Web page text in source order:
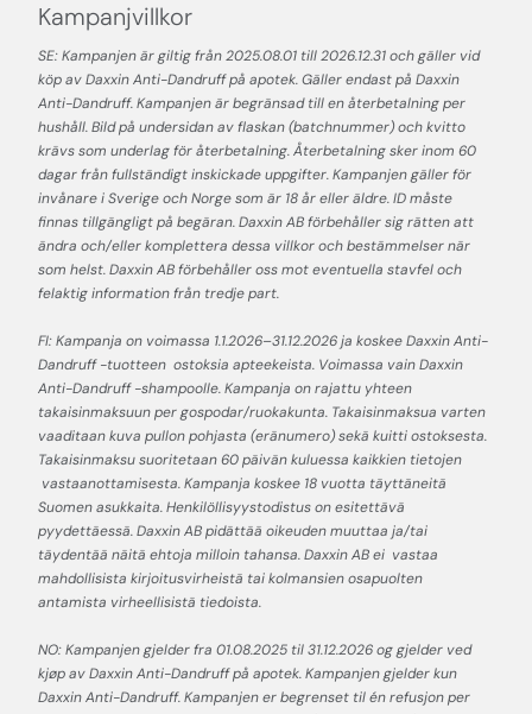
Kampanjvillkor
SE: Kampanjen är giltig från 2025.08.01 till 2026.12.31 och gäller vid
köp av Daxxin Anti-Dandruff på apotek. Gäller endast på Daxxin
Anti-Dandruff. Kampanjen är begränsad till en återbetalning per
hushåll. Bild på undersidan av flaskan (batchnummer) och kvitto
krävs som underlag för återbetalning. Återbetalning sker inom 60
dagar från fullständigt inskickade uppgifter. Kampanjen gäller för
invånare i Sverige och Norge som är 18 år eller äldre. ID måste
finnas tillgängligt på begäran. Daxxin AB förbehåller sig rätten att
ändra och/eller komplettera dessa villkor och bestämmelser när
som helst. Daxxin AB förbehåller oss mot eventuella stavfel och
felaktig information från tredje part.
FI: Kampanja on voimassa 1.1.2026–31.12.2026 ja koskee Daxxin Anti-
Dandruff -tuotteen ostoksia apteekeista. Voimassa vain Daxxin
Anti-Dandruff -shampoolle. Kampanja on rajattu yhteen
takaisinmaksuun per gospodar/ruokakunta. Takaisinmaksua varten
vaaditaan kuva pullon pohjasta (eränumero) sekä kuitti ostoksesta.
Takaisinmaksu suoritetaan 60 päivän kuluessa kaikkien tietojen
vastaanottamisesta. Kampanja koskee 18 vuotta täyttäneitä
Suomen asukkaita. Henkilöllisyystodistus on esitettävä
pyydettäessä. Daxxin AB pidättää oikeuden muuttaa ja/tai
täydentää näitä ehtoja milloin tahansa. Daxxin AB ei vastaa
mahdollisista kirjoitusvirheistä tai kolmansien osapuolten
antamista virheellisistä tiedoista.
NO: Kampanjen gjelder fra 01.08.2025 til 31.12.2026 og gjelder ved
kjøp av Daxxin Anti-Dandruff på apotek. Kampanjen gjelder kun
Daxxin Anti-Dandruff. Kampanjen er begrenset til én refusjon per